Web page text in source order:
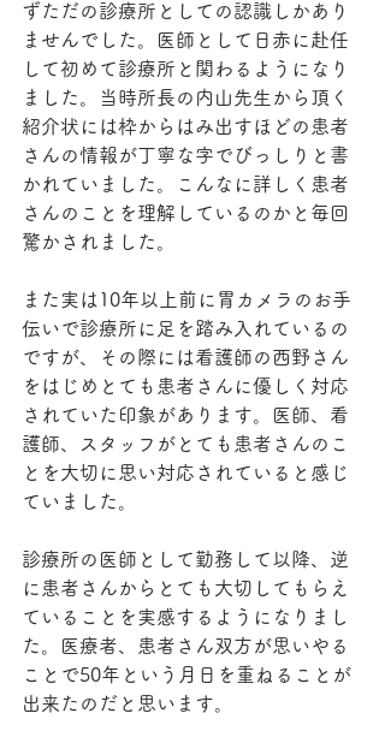
ずただの診療所としての認識しかあり
ませんでした。医師として日赤に赴任
して初めて診療所と関わるようになり
ました。当時所長の内山先生から頂く
紹介状には枠からはみ出すほどの患者
さんの情報が丁寧な字でびっしりと書
かれていました。こんなに詳しく患者
さんのことを理解しているのかと毎回
驚かされました。
また実は10年以上前に胃カメラのお手
伝いで診療所に足を踏み入れているの
ですが、その際には看護師の西野さん
をはじめとても患者さんに優しく対応
されていた印象があります。医師、看
護師、スタッフがとても患者さんのこ
とを大切に思い対応されていると感じ
ていました。
診療所の医師として勤務して以降、逆
に患者さんからとても大切してもらえ
ていることを実感するようになりまし
た。医療者、患者さん双方が思いやる
ことで50年という月日を重ねることが
出来たのだと思います。